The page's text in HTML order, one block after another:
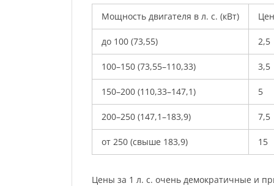
Мощность двигателя в л. с. (кВт)
до 100 (73,55) 2,5
100–150 (73,55–110,33) 3,5
150–200 (110,33–147,1) 5
200–250 (147,1–183,9) 7,5
от 250 (свыше 183,9) 15
Цены за 1 л. с. очень демократичные и